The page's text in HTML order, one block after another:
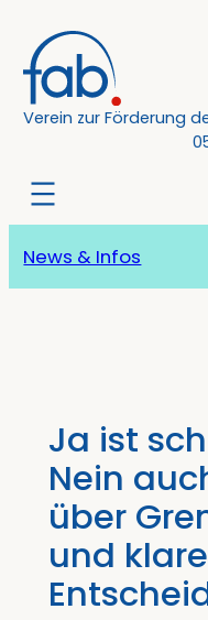
Inhalt
springen
Verein zur Förderung
News & Infos
Ja ist
Nein
über
und klare